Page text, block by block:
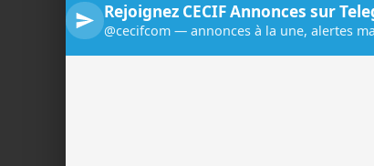
Rejoignez CECIF Annonces sur
@cecifcom — annonces à la une, alertes